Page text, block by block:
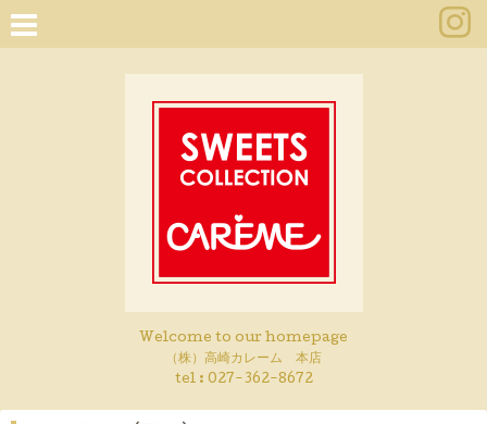
Welcome to our homepage
（株）高崎カレーム 本店
tel : 027-362-8672